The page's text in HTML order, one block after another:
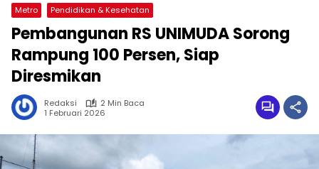
Metro Pendidikan & Kesehatan
Pembangunan RS UNIMUDA Sorong
Rampung 100 Persen, Siap
Diresmikan
Redaksi
2 Min Baca
1 Februari 2026